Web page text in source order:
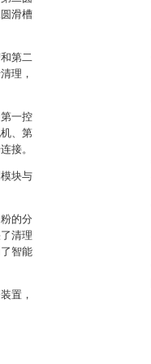
滑槽
第二
理，
一控
、第
接。
块与
的分
清理
智能
置，